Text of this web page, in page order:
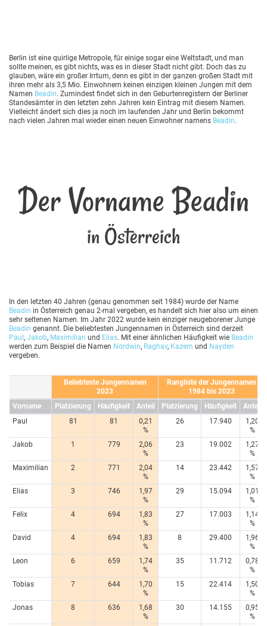
Berlin ist eine quirlige Metropole, für einige sogar eine Weltstadt, und man
sollte meinen, es gibt nichts, was es in dieser Stadt nicht gibt. Doch das zu
glauben, wäre ein großer Irrtum, denn es gibt in der ganzen großen Stadt mit
ihren mehr als 3,5 Mio. Einwohnern keinen einzigen kleinen Jungen mit dem
Namen Beadin. Zumindest findet sich in den Geburtenregistern der Berliner
Standesämter in den letzten zehn Jahren kein Eintrag mit diesem Namen.
Vielleicht ändert sich dies ja noch im laufenden Jahr und Berlin bekommt
nach vielen Jahren mal wieder einen neuen Einwohner namens Beadin.
Der Vorname Beadin
in Österreich
In den letzten 40 Jahren (genau genommen seit 1984) wurde der Name
Beadin in Österreich genau 2-mal vergeben, es handelt sich hier also um einen
sehr seltenen Namen. Im Jahr 2022 wurde kein einziger neugeborener Junge
Beadin genannt. Die beliebtesten Jungennamen in Österreich sind derzeit
Paul , Jakob, Maximilian und Elias. Mit einer ähnlichen Häufigkeit wie Beadin
werden zum Beispiel die Namen Nordwin, Raghav, Kazem und Nayden
vergeben.
Beliebteste Jungennamen
2023
Rangliste der Jungennamen
1984 bis 2023
Vorname
Platzierung Häufigkeit Anteil Platzierung Häufigkeit
Anteil
Paul
81 81
0,21
%
26 17.940
1,20
%
Jakob
1 779
2,06
%
23 19.002
1,27
%
Maximilian
2 771
2,04
%
14 23.442
1,57
%
Elias
3 746
1,97
%
29 15.094
1,01
%
Felix
4 694
1,83
%
27 17.003
1,14
%
David
4 694
1,83
%
8 29.400
1,96
%
Leon
6 659
1,74
%
35 11.712
0,78
%
Tobias
7 644
1,70
%
15 22.414
1,50
%
Jonas
8 636
1,68
%
30 14.155
0,95
%